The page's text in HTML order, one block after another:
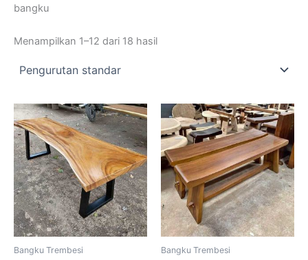
bangku
Menampilkan 1–12 dari 18 hasil
Bangku Trembesi Bangku Trembesi